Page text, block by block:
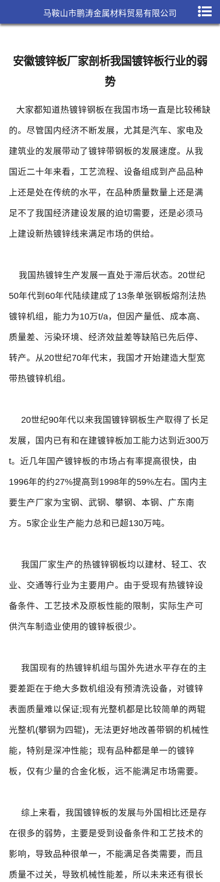
马鞍山市鹏涛金属材料贸易有限公司
安徽镀锌板厂家剖析我国镀锌板行业的弱
势
大家都知道热镀锌钢板在我国市场一直是比较稀缺
的。尽管国内经济不断发展，尤其是汽车、家电及
建筑业的发展带动了镀锌带钢板的发展速度。从我
国近二十年来看，工艺流程、设备组成到产品品种
上还是处在传统的水平，在品种质量数量上还是满
足不了我国经济建设发展的迫切需要，还是必须马
上建设新热镀锌线来满足市场的供给。
我国热镀锌生产发展一直处于滞后状态。20世纪
50年代到60年代陆续建成了13条单张钢板熔剂法热
镀锌机组，能力为10万t/a，但因产量低、成本高、
质量差、污染环境、经济效益差等缺陷已先后停、
转产。从20世纪70年代末，我国才开始建造大型宽
带热镀锌机组。
20世纪90年代以来我国镀锌钢板生产取得了长足
发展，国内已有和在建镀锌板加工能力达到近300万
t。近几年国产镀锌板的市场占有率提高很快，由
1996年的约27%提高到1998年的59%左右。国内主
要生产厂家为宝钢、武钢、攀钢、本钢、广东南
方。5家企业生产能力总和已超130万吨。
我国厂家生产的热镀锌钢板均以建材、轻工、农
业、交通等行业为主要用户。由于受现有热镀锌设
备条件、工艺技术及原板性能的限制，实际生产可
供汽车制造业使用的镀锌板很少。
我国现有的热镀锌机组与国外先进水平存在的主
要差距在于绝大多数机组没有预清洗设备，对镀锌
表面质量难以保证;现有光整机都是比较简单的两辊
光整机(攀钢为四辊)，无法更好地改善带钢的机械性
能，特别是深冲性能；现有品种都是单一的镀锌
板，仅有少量的合金化板，远不能满足市场需要。
综上来看，我国镀锌板的发展与外国相比还是存
在很多的弱势，主要是受到设备条件和工艺技术的
影响，导致品种很单一，不能满足各类需要，而且
质量不过关，导致机械性能差，所以未来还有很长